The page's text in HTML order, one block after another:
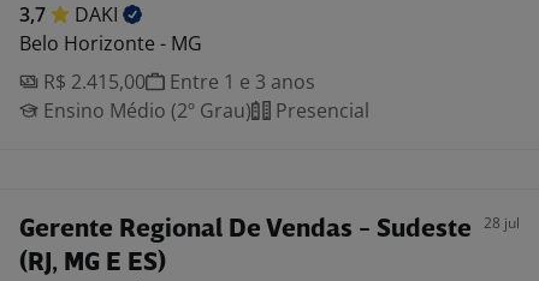
3,7
DAKI
Belo Horizonte - MG
R$ 2.415,00
Entre 1 e 3 anos
Ensino Médio (2º Grau)
Presencial
Gerente Regional De Vendas - Sudeste
(RJ, MG E ES)
28 jul